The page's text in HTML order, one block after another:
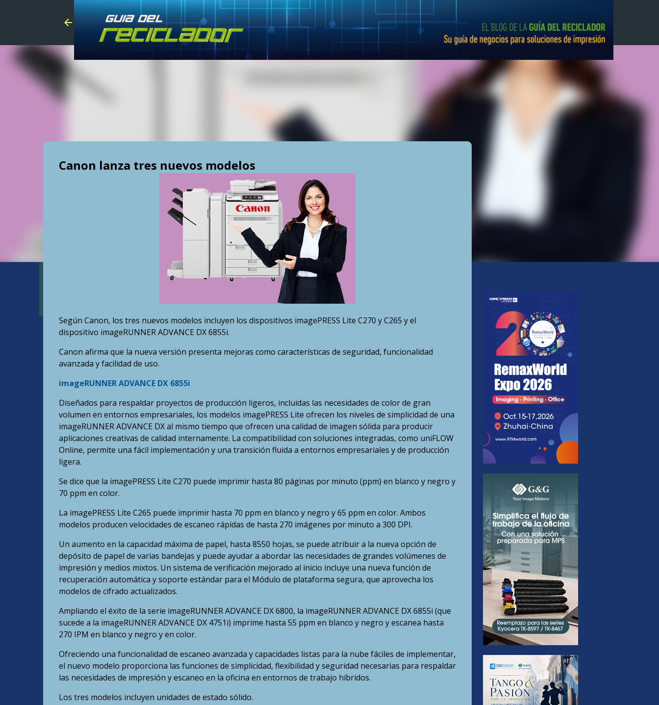
Skip to main content
Canon lanza tres nuevos modelos
Según Canon, los tres nuevos modelos incluyen los dispositivos imagePRESS Lite C270 y C265 y el
dispositivo imageRUNNER ADVANCE DX 6855i.
Canon afirma que la nueva versión presenta mejoras como características de seguridad, funcionalidad
avanzada y facilidad de uso.
imageRUNNER ADVANCE DX 6855i
Diseñados para respaldar proyectos de producción ligeros, incluidas las necesidades de color de gran
volumen en entornos empresariales, los modelos imagePRESS Lite ofrecen los niveles de simplicidad de una
imageRUNNER ADVANCE DX al mismo tiempo que ofrecen una calidad de imagen sólida para producir
aplicaciones creativas de calidad internamente. La compatibilidad con soluciones integradas, como uniFLOW
Online, permite una fácil implementación y una transición fluida a entornos empresariales y de producción
ligera.
Se dice que la imagePRESS Lite C270 puede imprimir hasta 80 páginas por minuto (ppm) en blanco y negro y
70 ppm en color.
La imagePRESS Lite C265 puede imprimir hasta 70 ppm en blanco y negro y 65 ppm en color. Ambos
modelos producen velocidades de escaneo rápidas de hasta 270 imágenes por minuto a 300 DPI.
Un aumento en la capacidad máxima de papel, hasta 8550 hojas, se puede atribuir a la nueva opción de
depósito de papel de varias bandejas y puede ayudar a abordar las necesidades de grandes volúmenes de
impresión y medios mixtos. Un sistema de verificación mejorado al inicio incluye una nueva función de
recuperación automática y soporte estándar para el Módulo de plataforma segura, que aprovecha los
modelos de cifrado actualizados.
Ampliando el éxito de la serie imageRUNNER ADVANCE DX 6800, la imageRUNNER ADVANCE DX 6855i (que
sucede a la imageRUNNER ADVANCE DX 4751i) imprime hasta 55 ppm en blanco y negro y escanea hasta
270 IPM en blanco y negro y en color.
Ofreciendo una funcionalidad de escaneo avanzada y capacidades listas para la nube fáciles de implementar,
el nuevo modelo proporciona las funciones de simplicidad, flexibilidad y seguridad necesarias para respaldar
las necesidades de impresión y escaneo en la oficina en entornos de trabajo híbridos.
Los tres modelos incluyen unidades de estado sólido.